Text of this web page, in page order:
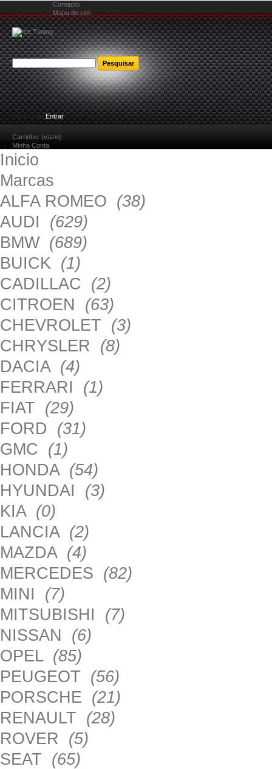
Contacto
Mapa do site
Bem-vindoEntrar
Carrinho: (vazio)
Minha Conta
Inicio
Marcas
ALFA ROMEO (38)
AUDI (629)
BMW (689)
BUICK (1)
CADILLAC (2)
CITROEN (63)
CHEVROLET (3)
CHRYSLER (8)
DACIA (4)
FERRARI (1)
FIAT (29)
FORD (31)
GMC (1)
HONDA (54)
HYUNDAI (3)
KIA (0)
LANCIA (2)
MAZDA (4)
MERCEDES (82)
MINI (7)
MITSUBISHI (7)
NISSAN (6)
OPEL (85)
PEUGEOT (56)
PORSCHE (21)
RENAULT (28)
ROVER (5)
SEAT (65)